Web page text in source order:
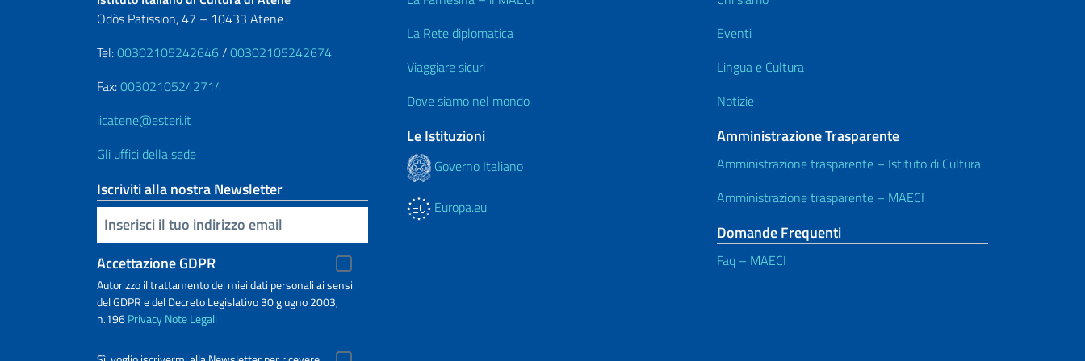
Odòs Patission, 47 – 10433 Atene
Tel:00302105242646 /00302105242674
Fax:00302105242714
iicatene@esteri.it
Gli uffici della sede
Iscriviti alla nostra Newsletter
Inserisci la tua email
Accettazione GDPR
Autorizzo il trattamento dei miei dati personali ai sensi
del GDPR e del Decreto Legislativo 30 giugno 2003,
n.196PrivacyNote Legali
La Rete diplomatica
Viaggiare sicuri
Dove siamo nel mondo
Le Istituzioni
Governo Italiano
Europa.eu
Eventi
Lingua e Cultura
Notizie
Amministrazione Trasparente
Amministrazione trasparente – Istituto di Cultura
Amministrazione trasparente – MAECI
Domande Frequenti
Faq – MAECI